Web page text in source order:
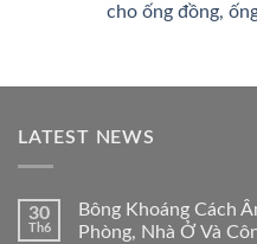
cho ống đồng,
LATEST NEWS
30
Th6
Bông Khoáng Cách
Phòng, Nhà Ở Và